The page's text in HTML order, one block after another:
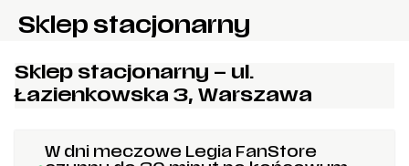
Sklep stacjonarny
Sklep stacjonarny – ul.
Łazienkowska 3, Warszawa
W dni meczowe Legia FanStore